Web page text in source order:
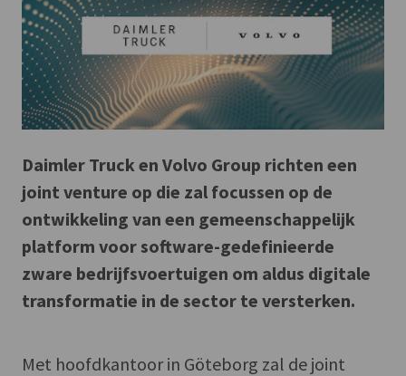
Daimler Truck en Volvo Group richten een
joint venture op die zal focussen op de
ontwikkeling van een gemeenschappelijk
platform voor software-gedefinieerde
zware bedrijfsvoertuigen om aldus digitale
transformatie in de sector te versterken.
Met hoofdkantoor in Göteborg zal de joint